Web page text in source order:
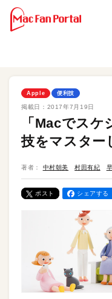
Apple 便利技
掲載日： 2017年7月19日
「Macでスケ
技をマスター
著者： 中村朝美 村田有紀
ポスト シェアする